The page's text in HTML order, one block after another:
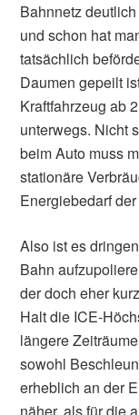
Bahnnetz
und schon hat
tatsächlich
Daumen gepeilt
Kraftfahrzeug ab
unterwegs. Nicht
beim Auto muss
stationäre
Energiebedarf
Also ist es
Bahn
der doch eher
Halt die ICE-
längere
sowohl
erheblich an der